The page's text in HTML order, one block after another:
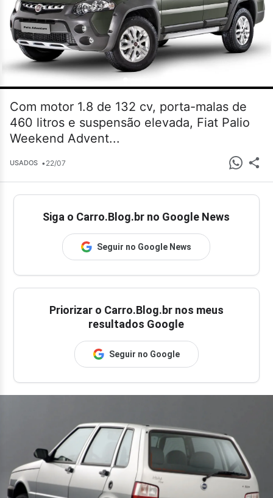
Com motor 1.8 de 132 cv, porta-malas de
460 litros e suspensão elevada, Fiat Palio
Weekend Advent...
USADOS •22/07
Siga o Carro.Blog.br no Google News
Seguir no Google News
Priorizar o Carro.Blog.br nos meus
resultados Google
Seguir no Google